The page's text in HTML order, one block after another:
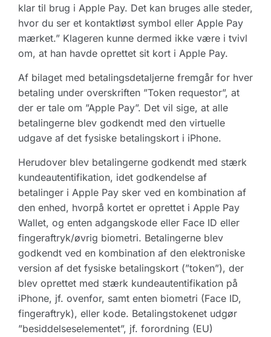
klar til brug i Apple Pay. Det kan bruges alle steder,
hvor du ser et kontaktløst symbol eller Apple Pay
mærket.” Klageren kunne dermed ikke være i tvivl
om, at han havde oprettet sit kort i Apple Pay.
Af bilaget med betalingsdetaljerne fremgår for hver
betaling under overskriften ”Token requestor”, at
der er tale om ”Apple Pay”. Det vil sige, at alle
betalingerne blev godkendt med den virtuelle
udgave af det fysiske betalingskort i iPhone.
Herudover blev betalingerne godkendt med stærk
kundeautentifikation, idet godkendelse af
betalinger i Apple Pay sker ved en kombination af
den enhed, hvorpå kortet er oprettet i Apple Pay
Wallet, og enten adgangskode eller Face ID eller
fingeraftryk/øvrig biometri. Betalingerne blev
godkendt ved en kombination af den elektroniske
version af det fysiske betalingskort (”token”), der
blev oprettet med stærk kundeautentifikation på
iPhone, jf. ovenfor, samt enten biometri (Face ID,
fingeraftryk), eller kode. Betalingstokenet udgør
”besiddelseselementet”, jf. forordning (EU)